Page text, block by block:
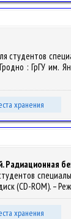
студентов
: ГрГУ им.
хранения
Радиационная
(CD-ROM).
хранения